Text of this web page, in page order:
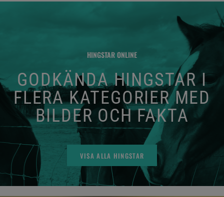
HINGSTAR ONLINE
GODKÄNDA HINGSTAR I
FLERA KATEGORIER MED
BILDER OCH FAKTA
VISA ALLA HINGSTAR